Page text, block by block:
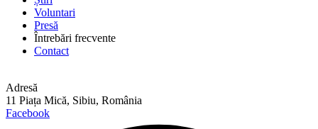
Voluntari
Presă
Întrebări frecvente
Contact
Adresă
11 Piața Mică, Sibiu, România
Facebook